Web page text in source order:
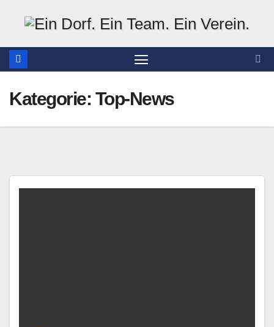
springen
Kategorie: Top-News